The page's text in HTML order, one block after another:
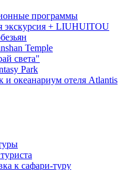
программы
экскурсия + LIUHUITOU
Temple
света"
Park
и океанариум отеля Atlantis
к сафари-туру